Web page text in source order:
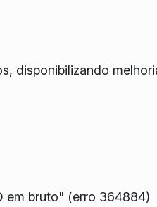
disponibilizando
em bruto" (erro 364884)